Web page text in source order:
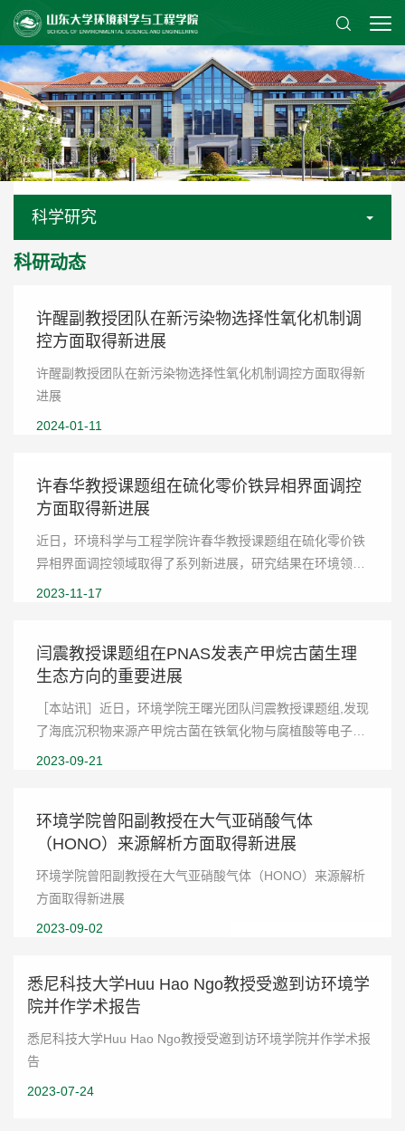
科学研究
科研动态
许醒副教授团队在新污染物选择性氧化机制调
控方面取得新进展
许醒副教授团队在新污染物选择性氧化机制调控方面取得新
进展
2024-01-11
许春华教授课题组在硫化零价铁异相界面调控
方面取得新进展
近日，环境科学与工程学院许春华教授课题组在硫化零价铁
异相界面调控领域取得了系列新进展，研究结果在环境领域
著名期刊Environmental Science & Technology和Water
2023-11-17
闫震教授课题组在PNAS发表产甲烷古菌生理
生态方向的重要进展
［本站讯］近日，环境学院王曙光团队闫震教授课题组,发现
了海底沉积物来源产甲烷古菌在铁氧化物与腐植酸等电子受
体存在条件下可完全逆转产甲烷代谢途径，进行以甲烷作为
2023-09-21
环境学院曾阳副教授在大气亚硝酸气体
（HONO）来源解析方面取得新进展
环境学院曾阳副教授在大气亚硝酸气体（HONO）来源解析
方面取得新进展
2023-09-02
悉尼科技大学Huu Hao Ngo教授受邀到访环境学
院并作学术报告
悉尼科技大学Huu Hao Ngo教授受邀到访环境学院并作学术报
告
2023-07-24